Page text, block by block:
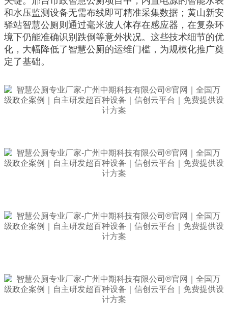
和水压监测设备无需布线即可精准采集数据；黄山新安
驿站智慧公厕则通过毫米波人体存在感应器，在复杂环
境下仍能准确识别跌倒等意外状况。这些技术细节的优
化，大幅降低了智慧公厕的运维门槛，为规模化推广奠
定了基础。